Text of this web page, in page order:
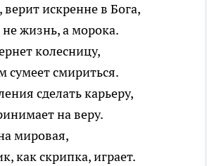
искренне в Бога,
не жизнь, а морока.
колесницу,
сумеет смириться.
сделать карьеру,
на веру.
мировая,
как скрипка, играет.